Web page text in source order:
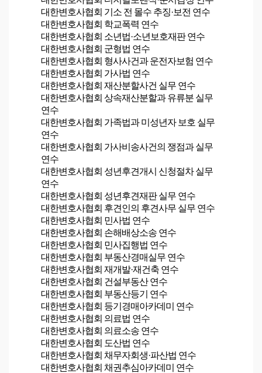
대한변호사협회 기소 전 몰수 추징·보전 연수
대한변호사협회 학교폭력 연수
대한변호사협회 소년법·소년보호재판 연수
대한변호사협회 군형법 연수
대한변호사협회 형사사건과 운전자보험 연수
대한변호사협회 가사법 연수
대한변호사협회 재산분할사건 실무 연수
대한변호사협회 상속재산분할과 유류분 실무
연수
대한변호사협회 가족법과 미성년자 보호 실무
연수
대한변호사협회 가사비송사건의 쟁점과 실무
연수
대한변호사협회 성년후견개시 신청절차 실무
연수
대한변호사협회 성년후견재판 실무 연수
대한변호사협회 후견인의 후견사무 실무 연수
대한변호사협회 민사법 연수
대한변호사협회 손해배상소송 연수
대한변호사협회 민사집행법 연수
대한변호사협회 부동산경매실무 연수
대한변호사협회 재개발·재건축 연수
대한변호사협회 건설부동산 연수
대한변호사협회 부동산등기 연수
대한변호사협회 등기경매아카데미 연수
대한변호사협회 의료법 연수
대한변호사협회 의료소송 연수
대한변호사협회 도산법 연수
대한변호사협회 채무자회생·파산법 연수
대한변호사협회 채권추심아카데미 연수